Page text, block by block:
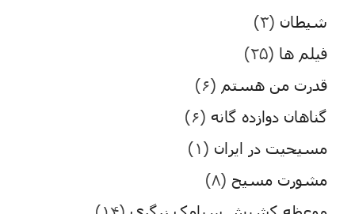
شیطان (۳)
فیلم ها (۲۵)
قدرت من هستم (۶)
گناهان دوازده گانه (۶)
مسیحیت در ایران (۱)
مشورت مسیح (۸)